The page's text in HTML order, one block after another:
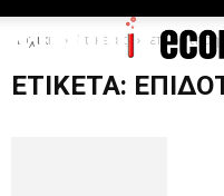
Αρχική Ετικέτες επιδότηση
ΕΤΙΚΈΤΑ: